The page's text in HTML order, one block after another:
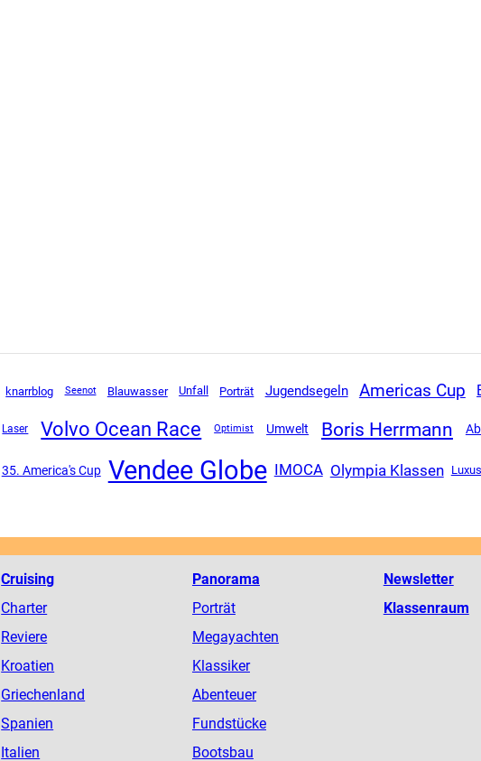
knarrblog Seenot Blauwasser Unfall Porträt Jugendsegeln Americas Cup
Laser Volvo Ocean Race Optimist Umwelt Boris Herrmann
35. America's Cup Vendee Globe IMOCA Olympia Klassen
Cruising
Charter
Reviere
Kroatien
Griechenland
Spanien
Italien
Panorama
Porträt
Megayachten
Klassiker
Abenteuer
Fundstücke
Bootsbau
Newsletter
Klassenraum